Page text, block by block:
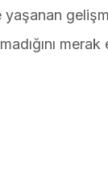
yaşanan